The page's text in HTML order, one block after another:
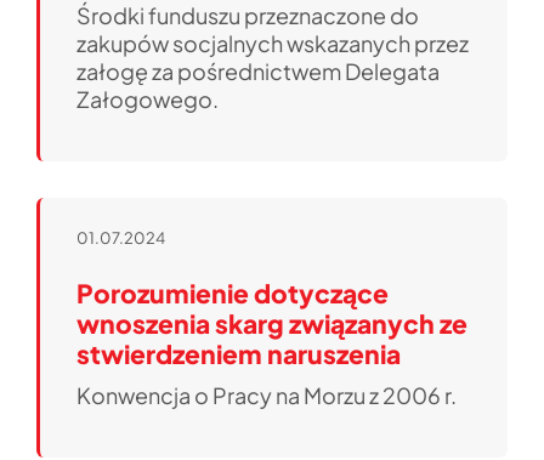
Środki funduszu przeznaczone do
zakupów socjalnych wskazanych przez
załogę za pośrednictwem Delegata
Załogowego.
01.07.2024
Porozumienie dotyczące
wnoszenia skarg związanych ze
stwierdzeniem naruszenia
Konwencja o Pracy na Morzu z 2006 r.